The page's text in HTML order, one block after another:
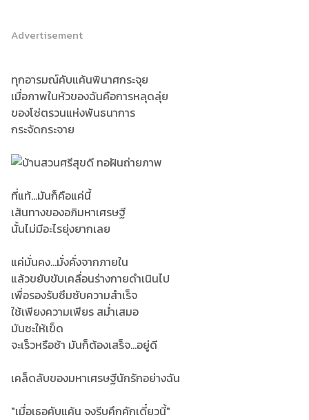
Advertisement
ทุกอารมณ์คับแค้นพินาศกระจุย
เมื่อภาพในหัวของฉันคือการหลุดลุ่ย
ของโซ่ตรวนแห่งพันธนาการ
กระจัดกระจาย
ที่แท้...มันก็คือแค่นี้
เส้นทางของอภิมหาเศรษฐี
นั้นไม่มีอะไรยุ่งยากเลย
แค่มั่นคง...มั่งคั่งจากภายใน
แล้วขยับขับเคลื่อนร่างกายดำเนินไป
เพื่อรองรับซึมซับความสำเร็จ
ใช้เพียงความเพียร สม่ำเสมอ
มันซะให้เข็ด
จะเร็วหรือช้า มันก็ต้องเสร็จ...อยู่ดี
เคล็ดลับของมหาเศรษฐีนักรักอย่างฉัน
"เมื่อเธอคับแค้น จงรีบคึกคักเดี๋ยวนี้"